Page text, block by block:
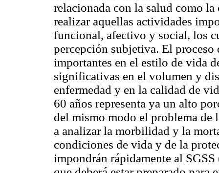
relacionada con la salud como
realizar aquellas actividades
funcional, afectivo y social, los
percepción subjetiva. El proceso
importantes en el estilo de vida
significativas en el volumen y
enfermedad y en la calidad de
60 años representa ya un alto
del mismo modo el problema
a analizar la morbilidad y la
condiciones de vida y de la
impondrán rápidamente al